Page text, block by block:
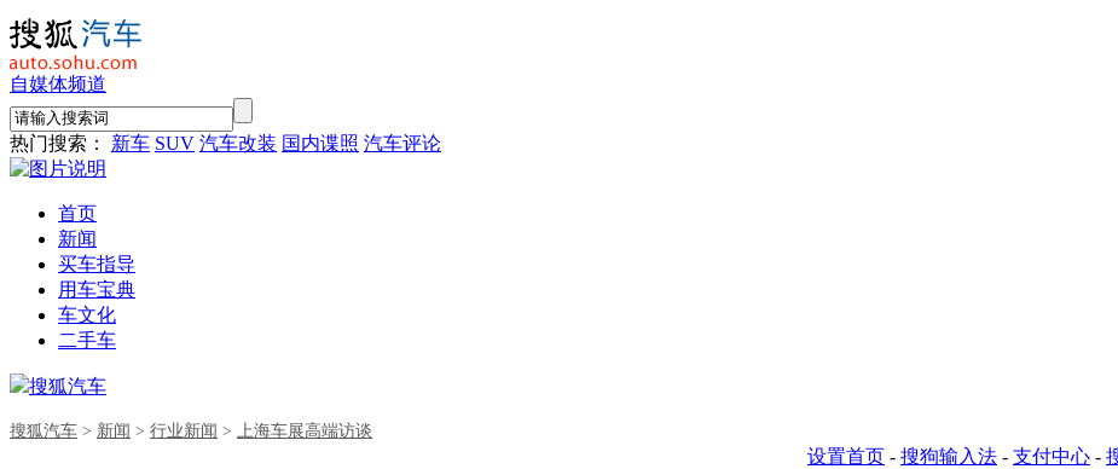
自媒体频道
热门搜索： 新车 SUV 汽车改装 国内谍照 汽车评论
首页
新闻
买车指导
用车宝典
车文化
二手车
搜狐汽车
搜狐汽车 > 新闻 > 行业新闻 > 上海车展高端访谈
设置首页 - 搜狗输入法 - 支付中心 -